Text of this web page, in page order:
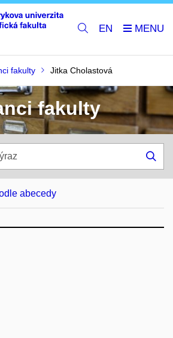
EN
fakulty Jitka Cholastová
fakulty
abecedy